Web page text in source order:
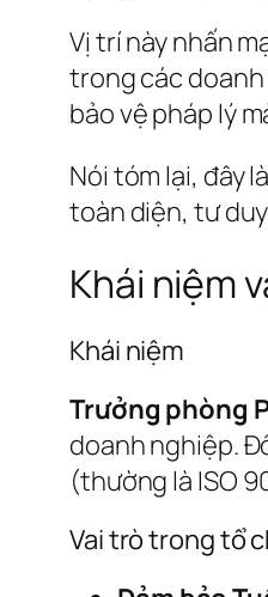
Vị trí này nhấn
trong các doanh
bảo vệ pháp lý
Nói tóm lại, đây
toàn diện, tư
Khái niệm
Khái niệm
Trưởng phòng
doanh nghiệp.
(thường là ISO
Vai trò trong tổ